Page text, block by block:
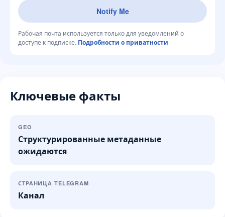
Notify Me
Рабочая почта используется только для уведомлений о
доступе к подписке. Подробности о приватности
Ключевые факты
GEO
Структурированные метаданные
ожидаются
СТРАНИЦА TELEGRAM
Канал